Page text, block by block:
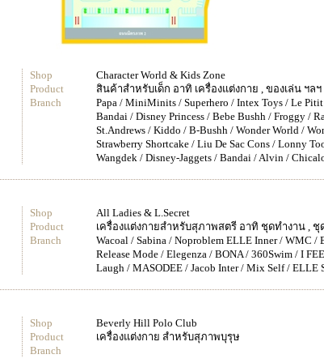
Shop
Product
Branch
Character World & Kids Zone
สินค้าสำหรับเด็ก อาทิ เครื่องแต่งกาย , ของเล่น ฯลฯ
Papa / MiniMinits / Superhero / Intex Toys / Le
Bandai / Disney Princess / Bebe Bushh / Froggy /
St.Andrews / Kiddo / B-Bushh / Wonder World /
Strawberry Shortcake / Liu De Sac Cons / Lonny
Wangdek / Disney-Jaggets / Bandai / Alvin /
Shop
Product
Branch
All Ladies & L.Secret
เครื่องแต่งกายสำหรับสุภาพสตรี อาทิ ชุดทำงาน ,
Wacoal / Sabina / Noproblem ELLE Inner / WMC /
Release Mode / Elegenza / BONA / 360Swim / I
Laugh / MASODEE / Jacob Inter / Mix Self / ELLE
Shop
Product
Branch
Beverly Hill Polo Club
เครื่องแต่งกาย สำหรับสุภาพบุรุษ